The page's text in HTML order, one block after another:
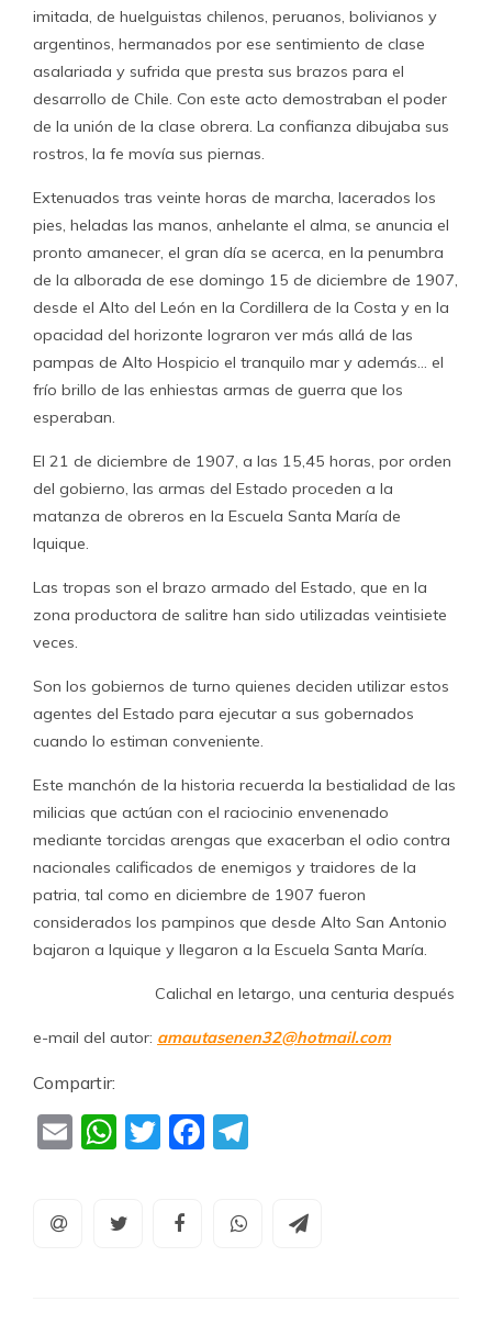
imitada, de huelguistas chilenos, peruanos, bolivianos y
argentinos, hermanados por ese sentimiento de clase
asalariada y sufrida que presta sus brazos para el
desarrollo de Chile. Con este acto demostraban el poder
de la unión de la clase obrera. La confianza dibujaba sus
rostros, la fe movía sus piernas.
Extenuados tras veinte horas de marcha, lacerados los
pies, heladas las manos, anhelante el alma, se anuncia el
pronto amanecer, el gran día se acerca, en la penumbra
de la alborada de ese domingo 15 de diciembre de 1907,
desde el Alto del León en la Cordillera de la Costa y en la
opacidad del horizonte lograron ver más allá de las
pampas de Alto Hospicio el tranquilo mar y además… el
frío brillo de las enhiestas armas de guerra que los
esperaban.
El 21 de diciembre de 1907, a las 15,45 horas, por orden
del gobierno, las armas del Estado proceden a la
matanza de obreros en la Escuela Santa María de
Iquique.
Las tropas son el brazo armado del Estado, que en la
zona productora de salitre han sido utilizadas veintisiete
veces.
Son los gobiernos de turno quienes deciden utilizar estos
agentes del Estado para ejecutar a sus gobernados
cuando lo estiman conveniente.
Este manchón de la historia recuerda la bestialidad de las
milicias que actúan con el raciocinio envenenado
mediante torcidas arengas que exacerban el odio contra
nacionales calificados de enemigos y traidores de la
patria, tal como en diciembre de 1907 fueron
considerados los pampinos que desde Alto San Antonio
bajaron a Iquique y llegaron a la Escuela Santa María.
Calichal en letargo, una centuria después
e-mail del autor: amautasenen32@hotmail.com
Compartir:
EmailWhatsApp
TwitterFacebook